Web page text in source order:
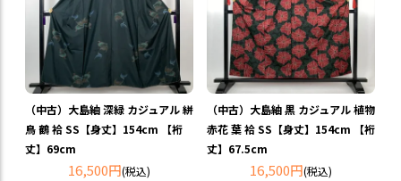
（中古）大島紬 深緑 カジュアル 絣
鳥 鶴 袷 SS【身丈】154cm 【裄
丈】69cm
16,500円(税込)
（中古）大島紬 黒 カジュアル 植物
赤花 葉 袷 SS【身丈】154cm 【裄
丈】67.5cm
16,500円(税込)